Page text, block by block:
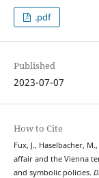
.pdf
Published
2023-07-07
How to Cite
Fux, J., Haselbacher,
affair and the Vienna
and symbolic policies.